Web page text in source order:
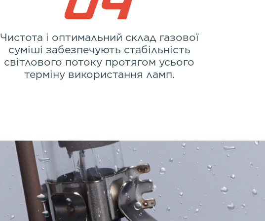
Чистота і оптимальний склад газової
суміші забезпечують стабільність
світлового потоку протягом усього
терміну використання ламп.